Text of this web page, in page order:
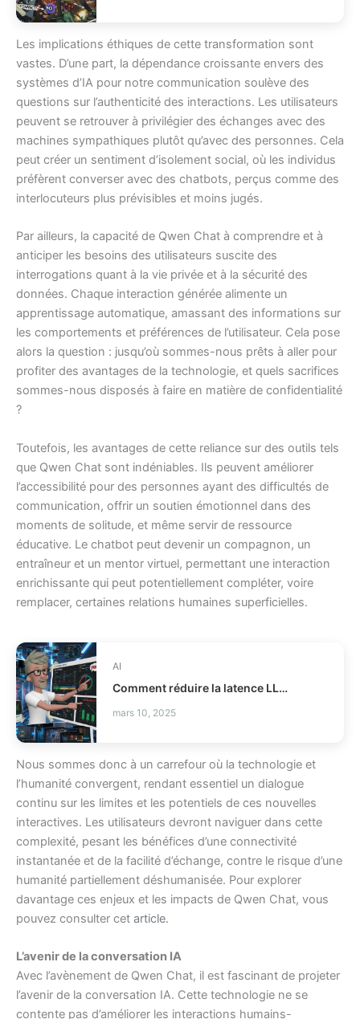
Les implications éthiques de cette transformation sont
vastes. D’une part, la dépendance croissante envers des
systèmes d’IA pour notre communication soulève des
questions sur l’authenticité des interactions. Les utilisateurs
peuvent se retrouver à privilégier des échanges avec des
machines sympathiques plutôt qu’avec des personnes. Cela
peut créer un sentiment d’isolement social, où les individus
préfèrent converser avec des chatbots, perçus comme des
interlocuteurs plus prévisibles et moins jugés.
Par ailleurs, la capacité de Qwen Chat à comprendre et à
anticiper les besoins des utilisateurs suscite des
interrogations quant à la vie privée et à la sécurité des
données. Chaque interaction générée alimente un
apprentissage automatique, amassant des informations sur
les comportements et préférences de l’utilisateur. Cela pose
alors la question : jusqu’où sommes-nous prêts à aller pour
profiter des avantages de la technologie, et quels sacrifices
sommes-nous disposés à faire en matière de confidentialité
?
Toutefois, les avantages de cette reliance sur des outils tels
que Qwen Chat sont indéniables. Ils peuvent améliorer
l’accessibilité pour des personnes ayant des difficultés de
communication, offrir un soutien émotionnel dans des
moments de solitude, et même servir de ressource
éducative. Le chatbot peut devenir un compagnon, un
entraîneur et un mentor virtuel, permettant une interaction
enrichissante qui peut potentiellement compléter, voire
remplacer, certaines relations humaines superficielles.
AI
Comment réduire la latence LLM et les coûts en production ?
mars 10, 2025
Nous sommes donc à un carrefour où la technologie et
l’humanité convergent, rendant essentiel un dialogue
continu sur les limites et les potentiels de ces nouvelles
interactives. Les utilisateurs devront naviguer dans cette
complexité, pesant les bénéfices d’une connectivité
instantanée et de la facilité d’échange, contre le risque d’une
humanité partiellement déshumanisée. Pour explorer
davantage ces enjeux et les impacts de Qwen Chat, vous
pouvez consulter cet article.
L’avenir de la conversation IA
Avec l’avènement de Qwen Chat, il est fascinant de projeter
l’avenir de la conversation IA. Cette technologie ne se
contente pas d’améliorer les interactions humains-